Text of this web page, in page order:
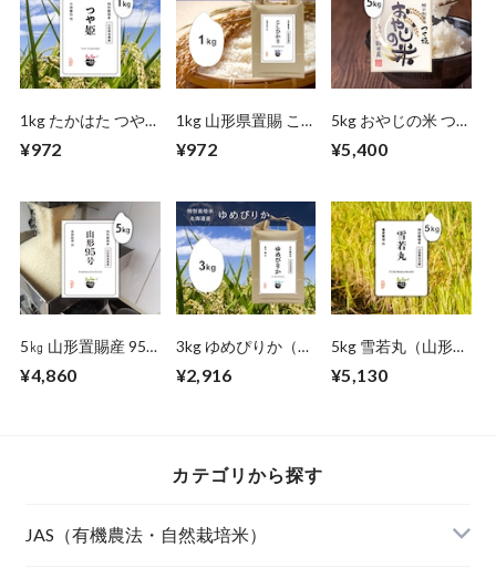
1kg たかはた つや
姫（山形）
¥972
1kg 山形県置賜 こ
しひかり
¥972
5kg おやじの米 つ
や姫（山形）
¥5,400
5㎏ 山形置賜産 95
号
¥4,860
3kg ゆめぴりか（北
海道）
¥2,916
5kg 雪若丸（山形県
庄内産）
¥5,130
カテゴリから探す
JAS（有機農法・自然栽培米）